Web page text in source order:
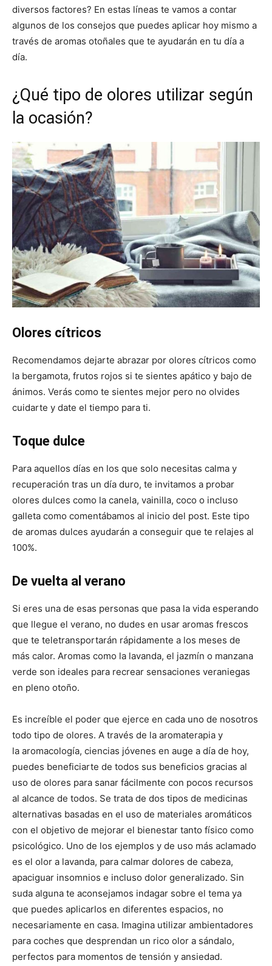
diversos factores? En estas líneas te vamos a contar
algunos de los consejos que puedes aplicar hoy mismo a
través de aromas otoñales que te ayudarán en tu día a
día.
¿Qué tipo de olores utilizar según
la ocasión?
Olores cítricos
Recomendamos dejarte abrazar por olores cítricos como
la bergamota, frutos rojos si te sientes apático y bajo de
ánimos. Verás como te sientes mejor pero no olvides
cuidarte y date el tiempo para ti.
Toque dulce
Para aquellos días en los que solo necesitas calma y
recuperación tras un día duro, te invitamos a probar
olores dulces como la canela, vainilla, coco o incluso
galleta como comentábamos al inicio del post. Este tipo
de aromas dulces ayudarán a conseguir que te relajes al
100%.
De vuelta al verano
Si eres una de esas personas que pasa la vida esperando
que llegue el verano, no dudes en usar aromas frescos
que te teletransportarán rápidamente a los meses de
más calor. Aromas como la lavanda, el jazmín o manzana
verde son ideales para recrear sensaciones veraniegas
en pleno otoño.
Es increíble el poder que ejerce en cada uno de nosotros
todo tipo de olores. A través de la aromaterapia y
la aromacología, ciencias jóvenes en auge a día de hoy,
puedes beneficiarte de todos sus beneficios gracias al
uso de olores para sanar fácilmente con pocos recursos
al alcance de todos. Se trata de dos tipos de medicinas
alternativas basadas en el uso de materiales aromáticos
con el objetivo de mejorar el bienestar tanto físico como
psicológico. Uno de los ejemplos y de uso más aclamado
es el olor a lavanda, para calmar dolores de cabeza,
apaciguar insomnios e incluso dolor generalizado. Sin
suda alguna te aconsejamos indagar sobre el tema ya
que puedes aplicarlos en diferentes espacios, no
necesariamente en casa. Imagina utilizar ambientadores
para coches que desprendan un rico olor a sándalo,
perfectos para momentos de tensión y ansiedad.